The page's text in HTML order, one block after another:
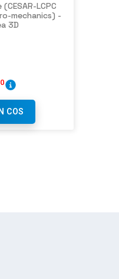
LCPC
mechanics) -
3D
COS